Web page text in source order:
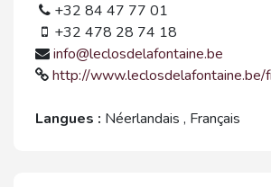
+32 84 47 77 01
+32 478 28 74 18
info@leclosdelafontaine.be
http://www.leclosdelafontaine.be/
Langues : Néerlandais , Français